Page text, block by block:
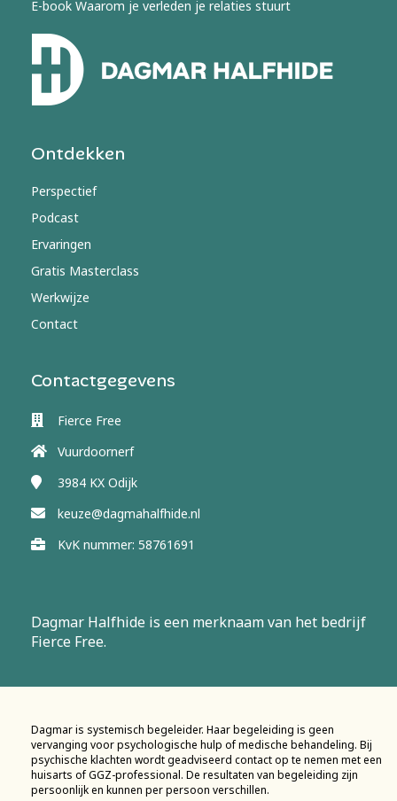
E-book Waarom je verleden je relaties stuurt
Ontdekken
Perspectief
Podcast
Ervaringen
Gratis Masterclass
Werkwijze
Contact
Contactgegevens
Fierce Free
Vuurdoornerf
3984 KX Odijk
keuze@dagmahalfhide.nl
KvK nummer: 58761691
Dagmar Halfhide is een merknaam van het bedrijf
Fierce Free.
Dagmar is systemisch begeleider. Haar begeleiding is geen
vervanging voor psychologische hulp of medische behandeling. Bij
psychische klachten wordt geadviseerd contact op te nemen met een
huisarts of GGZ-professional. De resultaten van begeleiding zijn
persoonlijk en kunnen per persoon verschillen.